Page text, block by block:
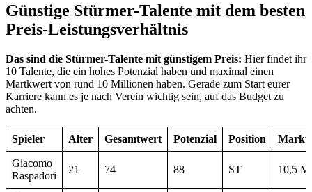
Günstige Stürmer-Talente mit dem besten
Preis-Leistungsverhältnis
Das sind die Stürmer-Talente mit günstigem Preis: Hier findet ihr
10 Talente, die ein hohes Potenzial haben und maximal einen
Martkwert von rund 10 Millionen haben. Gerade zum Start eurer
Karriere kann es je nach Verein wichtig sein, auf das Budget zu
achten.
Spieler Alter Gesamtwert Potenzial Position
Giacomo
Raspadori
21 74 88 ST 10,5